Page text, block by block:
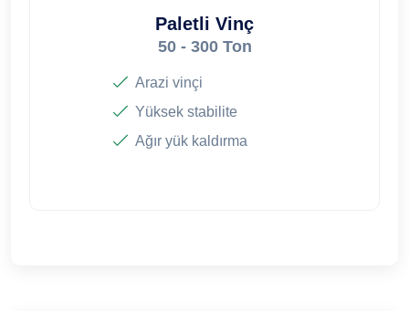
Paletli Vinç
50 - 300 Ton
Arazi vinçi
Yüksek stabilite
Ağır yük kaldırma